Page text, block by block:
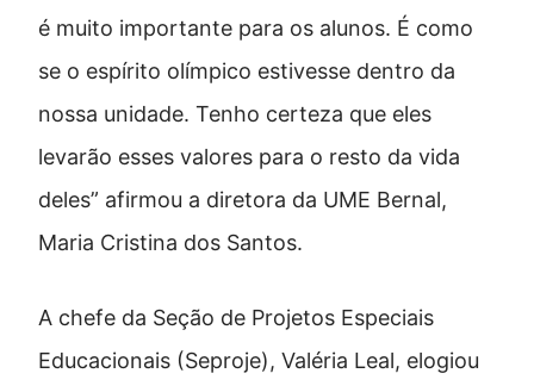
é muito importante para os alunos. É como
se o espírito olímpico estivesse dentro da
nossa unidade. Tenho certeza que eles
levarão esses valores para o resto da vida
deles” afirmou a diretora da UME Bernal,
Maria Cristina dos Santos.
A chefe da Seção de Projetos Especiais
Educacionais (Seproje), Valéria Leal, elogiou